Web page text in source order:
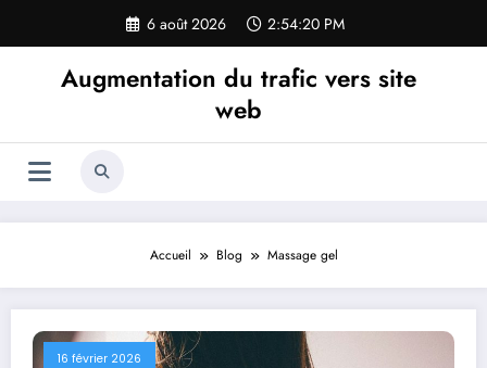
contenu
6 août 2026 2:54:22 PM
Augmentation du trafic vers site
web
Accueil Blog Massage gel
16 février 2026